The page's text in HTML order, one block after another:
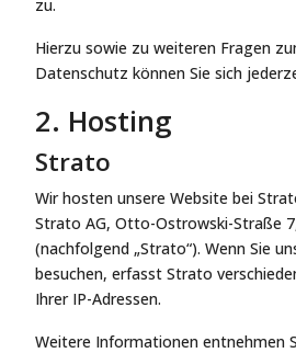
zu.
Hierzu sowie zu weiteren Fragen
Datenschutz können Sie sich
2. Hosting
Strato
Wir hosten unsere Website bei
Strato AG, Otto-Ostrowski-Straße
(nachfolgend „Strato“). Wenn Sie
besuchen, erfasst Strato
Ihrer IP-Adressen.
Weitere Informationen entnehmen